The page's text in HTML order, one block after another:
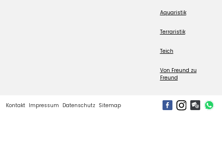
Aquaristik
Terraristik
Teich
Von Freund zu
Freund
Kontakt Impressum Datenschutz Sitemap